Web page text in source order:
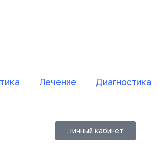
Лечение Диагностика
Личный кабинет